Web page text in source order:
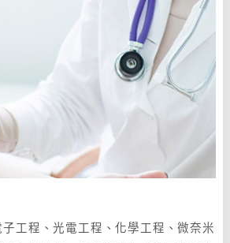
工程、光電工程、化學工程、微奈米